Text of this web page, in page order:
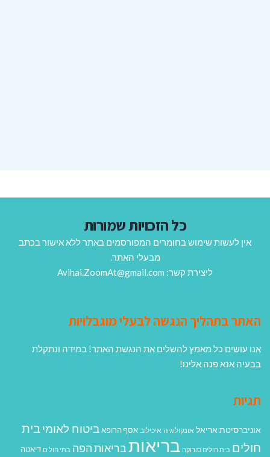
כל הזכויות שמורות
אין לעשות שימוש בחומרים המפורסמים באתר ללא אישור בכתב
מבעלי האתר.
ליצירת קשר: Avihai.ZoomAt@gmail.com
האתר בתהליך הנגשה לבעלי מוגבלויות
אנו עושים כל מאמץ להשלים את הנגשת האתר! במידה ונתקלת
בבעיה אנא פנה אלינו!
תגיות
אוניברסיטת אריאל אונקולוגיה איכילוב אסף הרופא ביטוח לאומיבית
חולים בית חולים סורוקה בריאותבריאות הפה בתי חולים דיאטה